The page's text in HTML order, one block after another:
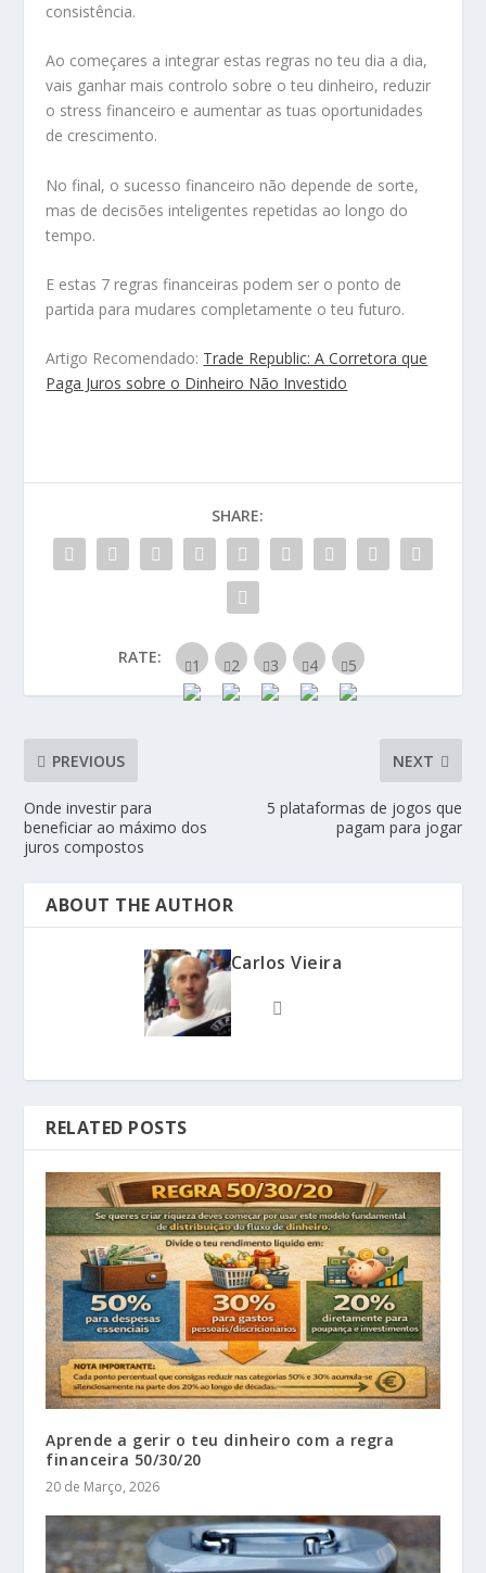
consistência.
Ao começares a integrar estas regras no teu dia a dia,
vais ganhar mais controlo sobre o teu dinheiro, reduzir
o stress financeiro e aumentar as tuas oportunidades
de crescimento.
No final, o sucesso financeiro não depende de sorte,
mas de decisões inteligentes repetidas ao longo do
tempo.
E estas 7 regras financeiras podem ser o ponto de
partida para mudares completamente o teu futuro.
Artigo Recomendado: Trade Republic: A Corretora que
Paga Juros sobre o Dinheiro Não Investido
SHARE:
RATE:
PREVIOUS
Onde investir para
beneficiar ao máximo dos
juros compostos
NEXT
5 plataformas de jogos que
pagam para jogar
ABOUT THE AUTHOR
Carlos Vieira
RELATED POSTS
Aprende a gerir o teu dinheiro com a regra
financeira 50/30/20
20 de Março, 2026